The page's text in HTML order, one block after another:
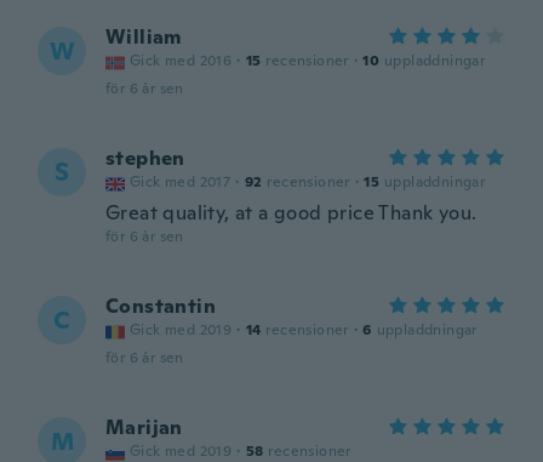
W William
Gick med 2016 · 15 recensioner · 10 uppladdningar
för 6 år sen
S stephen
Gick med 2017 · 92 recensioner · 15 uppladdningar
Great quality, at a good price Thank you.
för 6 år sen
C Constantin
Gick med 2019 · 14 recensioner · 6 uppladdningar
för 6 år sen
M Marijan
Gick med 2019 · 58 recensioner